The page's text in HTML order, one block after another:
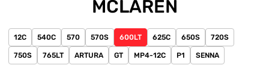
MCLAREN
12C 540C 570 570S 600LT 625C 650S 720S
750S 765LT ARTURA GT MP4-12C P1 SENNA